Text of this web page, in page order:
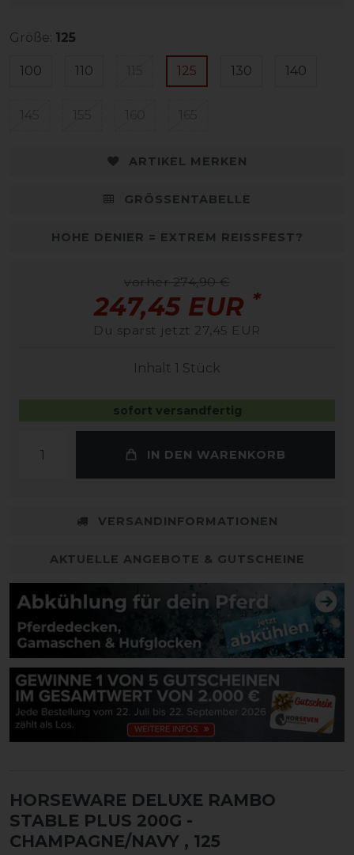
Größe: 125
100 110 125 130 140
ARTIKEL MERKEN
GRÖSSENTABELLE
HOHE DENIER = EXTREM REISSFEST?
vorher 274,90 €
247,45 EUR *
Du sparst jetzt 27,45 EUR
Inhalt 1 Stück
sofort versandfertig
IN DEN WARENKORB
VERSANDINFORMATIONEN
AKTUELLE ANGEBOTE & GUTSCHEINE
HORSEWARE DELUXE RAMBO
STABLE PLUS 200G -
CHAMPAGNE/NAVY , 125